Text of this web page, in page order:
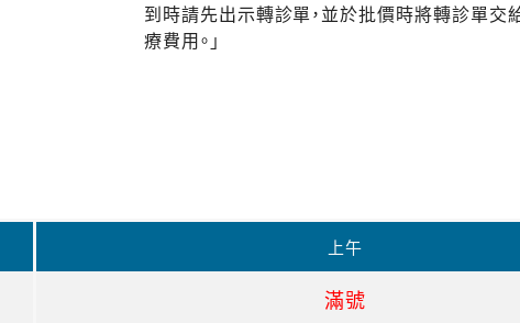
到時請先出示轉診單，並於批價時將轉診單交
療費用。」
上午
滿號